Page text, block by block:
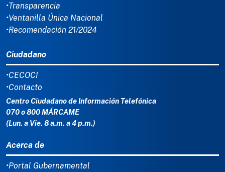
•Transparencia
•Ventanilla Única Nacional
•Recomendación 21/2024
Ciudadano
•CECOCI
•Contacto
Centro Ciudadano de Información Telefónica
070 o 800 MÁRCAME
(Lun. a Vie. 8 a.m. a 4 p.m.)
Acerca de
•Portal Gubernamental